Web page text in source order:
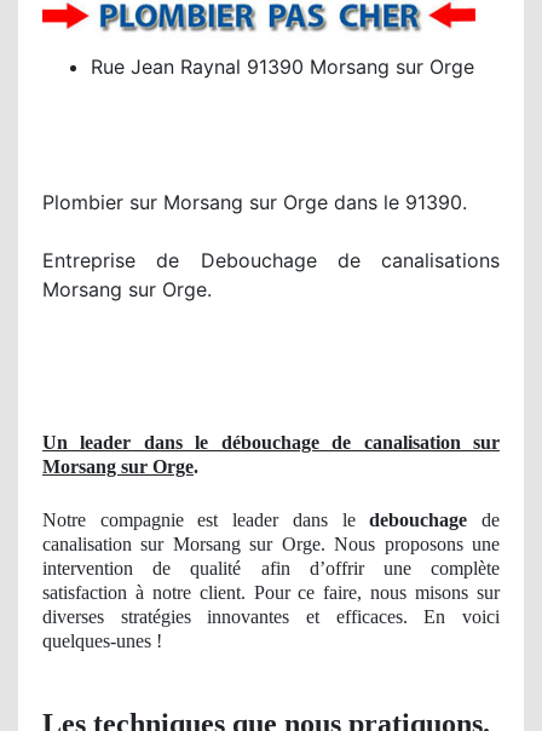
Rue Jean Raynal 91390 Morsang sur Orge
Plombier sur Morsang sur Orge dans le 91390.
Entreprise de Debouchage de canalisations
Morsang sur Orge.
Un leader dans le débouchage de canalisation sur
Morsang sur Orge.
Notre compagnie est leader dans ledebouchage de
canalisation sur Morsang sur Orge. Nous proposons une
intervention de qualité afin d’offrir une complète
satisfaction à notre client. Pour ce faire, nous misons sur
diverses stratégies innovantes et efficaces. En voici
quelques-unes !
Les techniques que nous pratiquons.